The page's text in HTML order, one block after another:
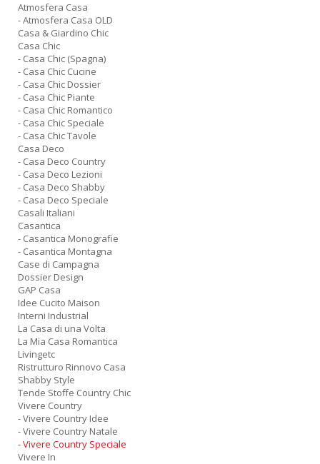
Atmosfera Casa
- Atmosfera Casa OLD
Casa & Giardino Chic
Casa Chic
- Casa Chic (Spagna)
- Casa Chic Cucine
- Casa Chic Dossier
- Casa Chic Piante
- Casa Chic Romantico
- Casa Chic Speciale
- Casa Chic Tavole
Casa Deco
- Casa Deco Country
- Casa Deco Lezioni
- Casa Deco Shabby
- Casa Deco Speciale
Casali Italiani
Casantica
- Casantica Monografie
- Casantica Montagna
Case di Campagna
Dossier Design
GAP Casa
Idee Cucito Maison
Interni Industrial
La Casa di una Volta
La Mia Casa Romantica
Livingetc
Ristrutturo Rinnovo Casa
Shabby Style
Tende Stoffe Country Chic
Vivere Country
- Vivere Country Idee
- Vivere Country Natale
- Vivere Country Speciale
Vivere In